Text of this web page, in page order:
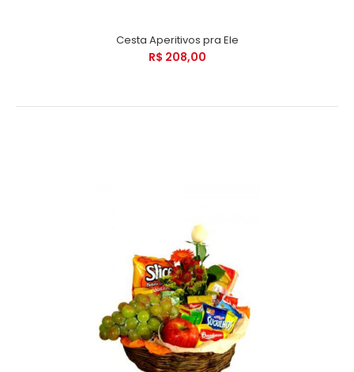
Cesta Aperitivos pra Ele
R$ 208,00